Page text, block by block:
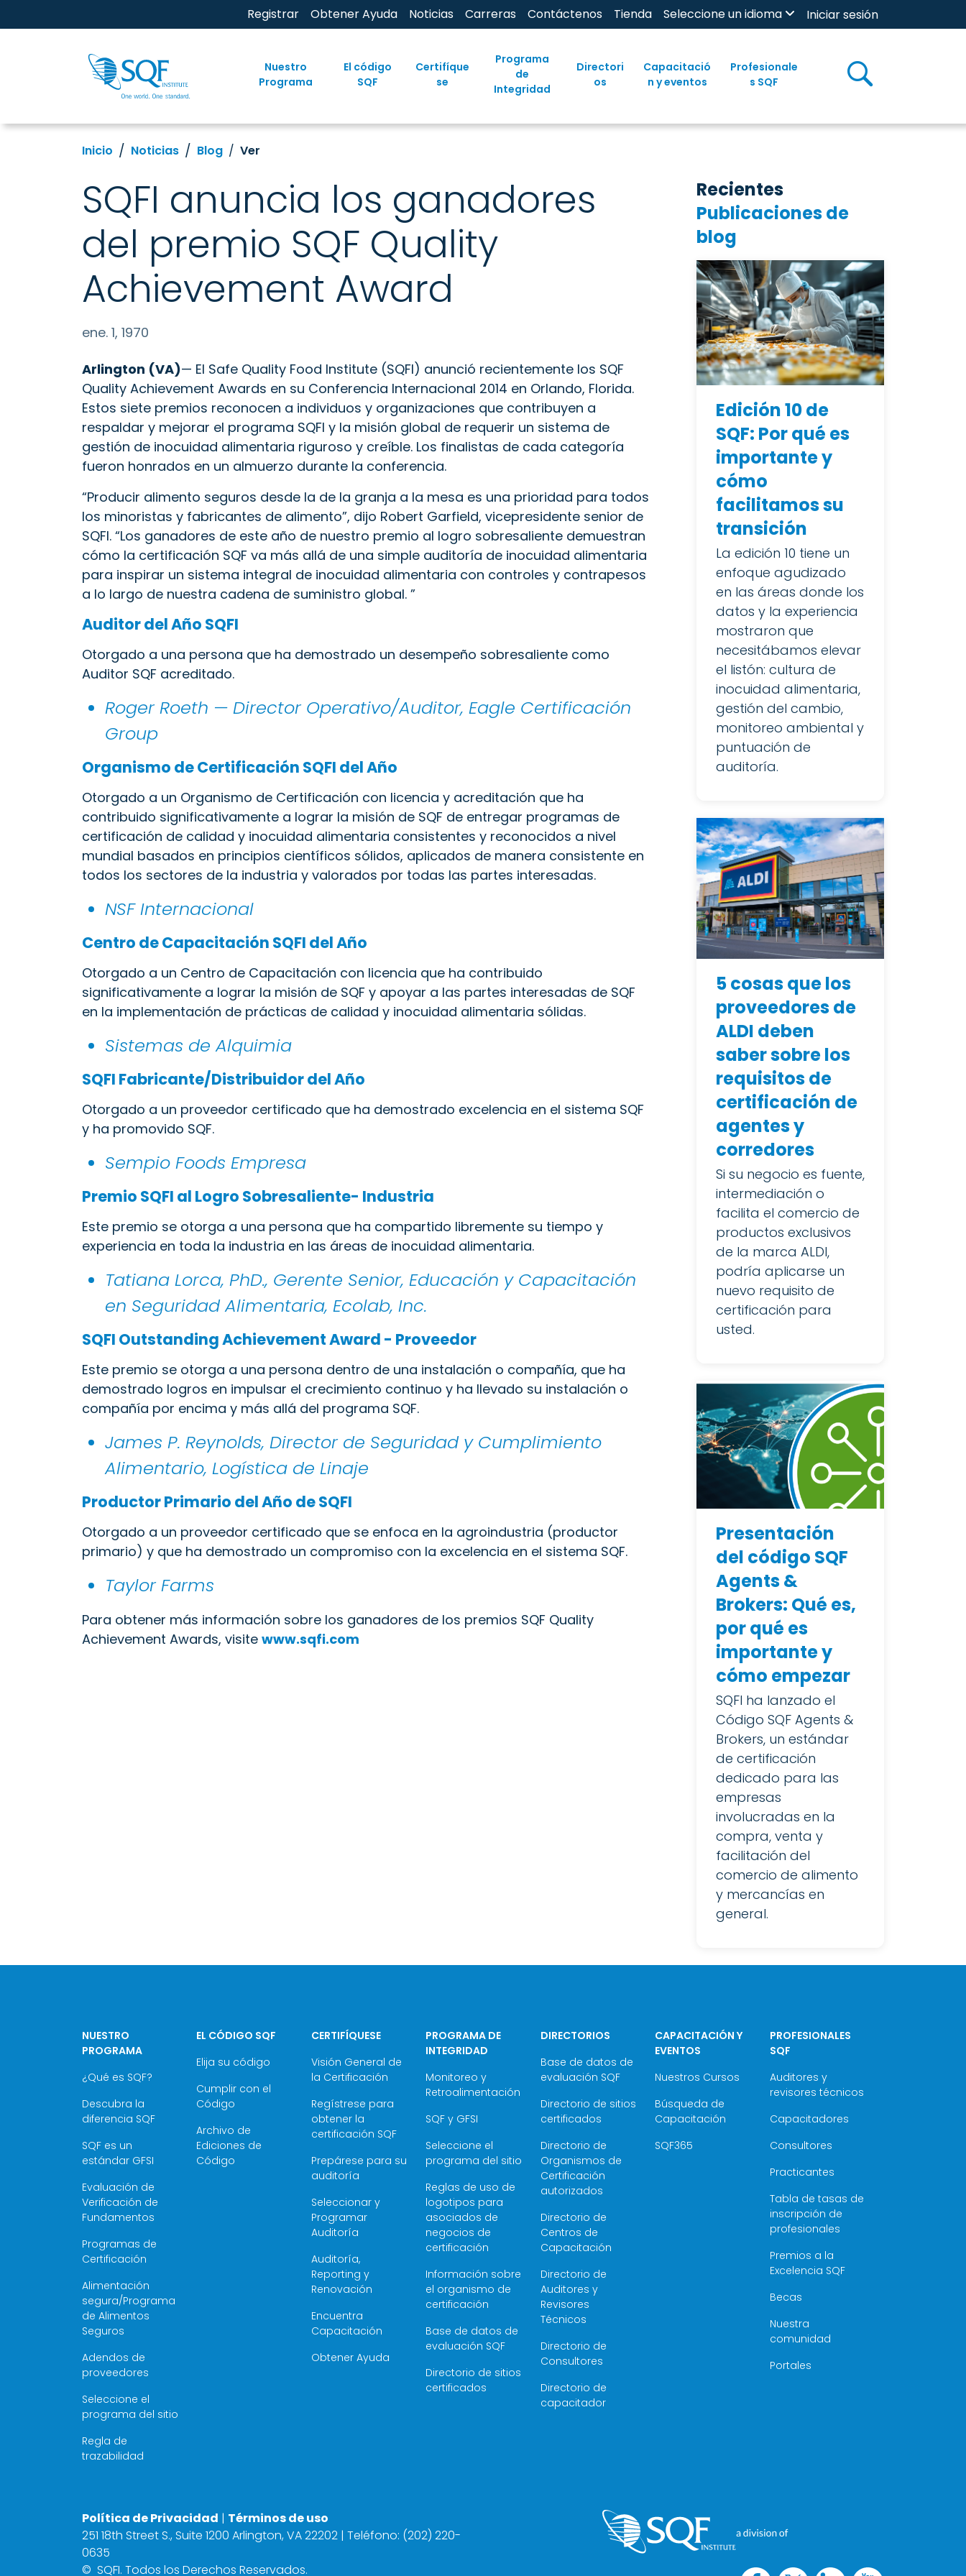
Registrar Obtener Ayuda Noticias Carreras Contáctenos Tienda Seleccione un idioma Iniciar sesión
Nuestro
Programa
El código
SQF
Certifíque
se
Programa
de
Integridad
Directori
os
Capacitació
n y eventos
Profesionale
s SQF
Inicio Noticias Blog Ver
SQFI anuncia los ganadores
del premio SQF Quality
Achievement Award
ene. 1, 1970
Arlington (VA)— El Safe Quality Food Institute (SQFI) anunció recientemente los SQF
Quality Achievement Awards en su Conferencia Internacional 2014 en Orlando, Florida.
Estos siete premios reconocen a individuos y organizaciones que contribuyen a
respaldar y mejorar el programa SQFI y la misión global de requerir un sistema de
gestión de inocuidad alimentaria riguroso y creíble. Los finalistas de cada categoría
fueron honrados en un almuerzo durante la conferencia.
“Producir alimento seguros desde la de la granja a la mesa es una prioridad para todos
los minoristas y fabricantes de alimento”, dijo Robert Garfield, vicepresidente senior de
SQFI. “Los ganadores de este año de nuestro premio al logro sobresaliente demuestran
cómo la certificación SQF va más allá de una simple auditoría de inocuidad alimentaria
para inspirar un sistema integral de inocuidad alimentaria con controles y contrapesos
a lo largo de nuestra cadena de suministro global. ”
Auditor del Año SQFI
Otorgado a una persona que ha demostrado un desempeño sobresaliente como
Auditor SQF acreditado.
Roger Roeth — Director Operativo/Auditor, Eagle Certificación
Group
Organismo de Certificación SQFI del Año
Otorgado a un Organismo de Certificación con licencia y acreditación que ha
contribuido significativamente a lograr la misión de SQF de entregar programas de
certificación de calidad y inocuidad alimentaria consistentes y reconocidos a nivel
mundial basados en principios científicos sólidos, aplicados de manera consistente en
todos los sectores de la industria y valorados por todas las partes interesadas.
NSF Internacional
Centro de Capacitación SQFI del Año
Otorgado a un Centro de Capacitación con licencia que ha contribuido
significativamente a lograr la misión de SQF y apoyar a las partes interesadas de SQF
en la implementación de prácticas de calidad y inocuidad alimentaria sólidas.
Sistemas de Alquimia
SQFI Fabricante/Distribuidor del Año
Otorgado a un proveedor certificado que ha demostrado excelencia en el sistema SQF
y ha promovido SQF.
Sempio Foods Empresa
Premio SQFI al Logro Sobresaliente- Industria
Este premio se otorga a una persona que ha compartido libremente su tiempo y
experiencia en toda la industria en las áreas de inocuidad alimentaria.
Tatiana Lorca, PhD., Gerente Senior, Educación y Capacitación
en Seguridad Alimentaria, Ecolab, Inc.
SQFI Outstanding Achievement Award - Proveedor
Este premio se otorga a una persona dentro de una instalación o compañía, que ha
demostrado logros en impulsar el crecimiento continuo y ha llevado su instalación o
compañía por encima y más allá del programa SQF.
James P. Reynolds, Director de Seguridad y Cumplimiento
Alimentario, Logística de Linaje
Productor Primario del Año de SQFI
Otorgado a un proveedor certificado que se enfoca en la agroindustria (productor
primario) y que ha demostrado un compromiso con la excelencia en el sistema SQF.
Taylor Farms
Para obtener más información sobre los ganadores de los premios SQF Quality
Achievement Awards, visite www.sqfi.com
Recientes
Publicaciones de
blog
Edición 10 de
SQF: Por qué es
importante y
cómo
facilitamos su
transición
La edición 10 tiene un
enfoque agudizado
en las áreas donde los
datos y la experiencia
mostraron que
necesitábamos elevar
el listón: cultura de
inocuidad alimentaria,
gestión del cambio,
monitoreo ambiental y
puntuación de
auditoría.
5 cosas que los
proveedores de
ALDI deben
saber sobre los
requisitos de
certificación de
agentes y
corredores
Si su negocio es fuente,
intermediación o
facilita el comercio de
productos exclusivos
de la marca ALDI,
podría aplicarse un
nuevo requisito de
certificación para
usted.
Presentación
del código SQF
Agents &
Brokers: Qué es,
por qué es
importante y
cómo empezar
SQFI ha lanzado el
Código SQF Agents &
Brokers, un estándar
de certificación
dedicado para las
empresas
involucradas en la
compra, venta y
facilitación del
comercio de alimento
y mercancías en
general.
NUESTRO
PROGRAMA
¿Qué es SQF?
Descubra la
diferencia SQF
SQF es un
estándar GFSI
Evaluación de
Verificación de
Fundamentos
Programas de
Certificación
Alimentación
segura/Programa
de Alimentos
Seguros
Adendos de
proveedores
Seleccione el
programa del sitio
Regla de
trazabilidad
EL CÓDIGO SQF
Elija su código
Cumplir con el
Código
Archivo de
Ediciones de
Código
CERTIFÍQUESE
Visión General de
la Certificación
Regístrese para
obtener la
certificación SQF
Prepárese para su
auditoría
Seleccionar y
Programar
Auditoría
Auditoría,
Reporting y
Renovación
Encuentra
Capacitación
Obtener Ayuda
PROGRAMA DE
INTEGRIDAD
Monitoreo y
Retroalimentación
SQF y GFSI
Seleccione el
programa del sitio
Reglas de uso de
logotipos para
asociados de
negocios de
certificación
Información sobre
el organismo de
certificación
Base de datos de
evaluación SQF
Directorio de sitios
certificados
DIRECTORIOS
Base de datos de
evaluación SQF
Directorio de sitios
certificados
Directorio de
Organismos de
Certificación
autorizados
Directorio de
Centros de
Capacitación
Directorio de
Auditores y
Revisores
Técnicos
Directorio de
Consultores
Directorio de
capacitador
CAPACITACIÓN Y
EVENTOS
Nuestros Cursos
Búsqueda de
Capacitación
SQF365
PROFESIONALES
SQF
Auditores y
revisores técnicos
Capacitadores
Consultores
Practicantes
Tabla de tasas de
inscripción de
profesionales
Premios a la
Excelencia SQF
Becas
Nuestra
comunidad
Portales
Política de Privacidad | Términos de uso
251 18th Street S., Suite 1200 Arlington, VA 22202 | Teléfono: (202) 220-
0635
© SQFI. Todos los Derechos Reservados.